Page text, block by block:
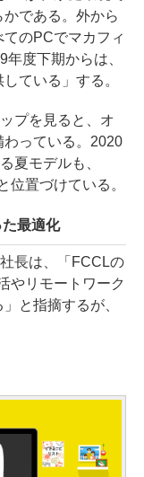
である。外から
のPCでマカフィ
度下期からは、
ている」する。
プを見ると、オ
わっている。2020
夏モデルも、
位置づけている。
た最適化
長は、「FCCLの
やリモートワーク
と指摘するが、